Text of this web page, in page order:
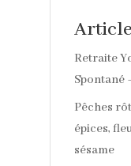
Retraite
Spontané
Pêches
épices,
sésame